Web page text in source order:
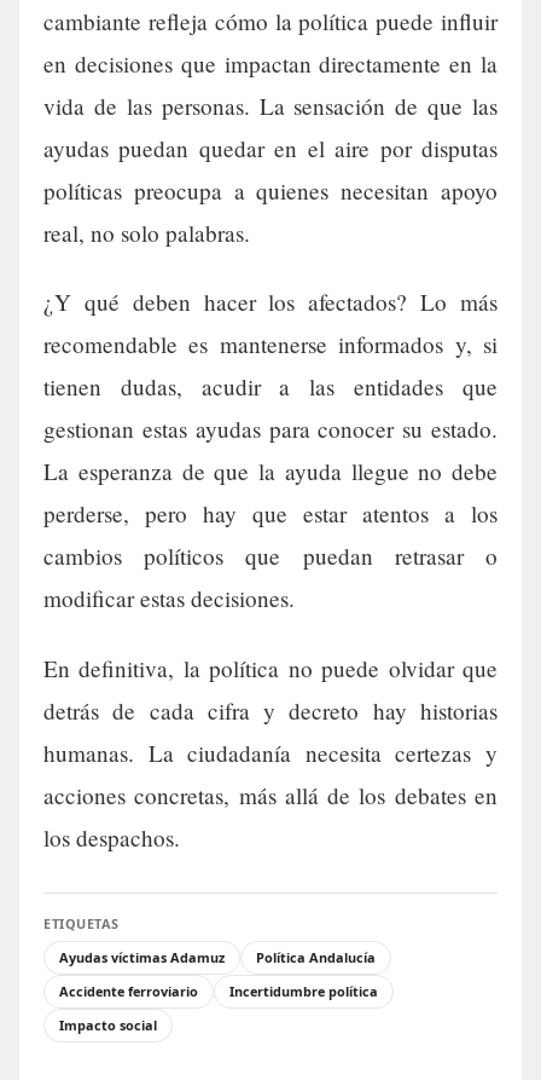
cambiante refleja cómo la política puede influir
en decisiones que impactan directamente en la
vida de las personas. La sensación de que las
ayudas puedan quedar en el aire por disputas
políticas preocupa a quienes necesitan apoyo
real, no solo palabras.
¿Y qué deben hacer los afectados? Lo más
recomendable es mantenerse informados y, si
tienen dudas, acudir a las entidades que
gestionan estas ayudas para conocer su estado.
La esperanza de que la ayuda llegue no debe
perderse, pero hay que estar atentos a los
cambios políticos que puedan retrasar o
modificar estas decisiones.
En definitiva, la política no puede olvidar que
detrás de cada cifra y decreto hay historias
humanas. La ciudadanía necesita certezas y
acciones concretas, más allá de los debates en
los despachos.
ETIQUETAS
Ayudas víctimas Adamuz
Política Andalucía
Accidente ferroviario
Incertidumbre política
Impacto social